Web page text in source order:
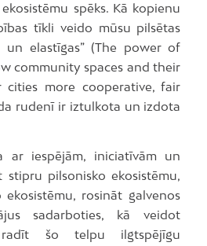
spēks. Kā kopienu
tīkli veido mūsu pilsētas
un elastīgas” (The power of
community spaces and their
cities more cooperative, fair
rudenī ir iztulkota un izdota
ar iespējām, iniciatīvām un
stipru pilsonisko ekosistēmu,
rosināt galvenos
sadarboties, kā veidot
šo telpu ilgtspējīgu